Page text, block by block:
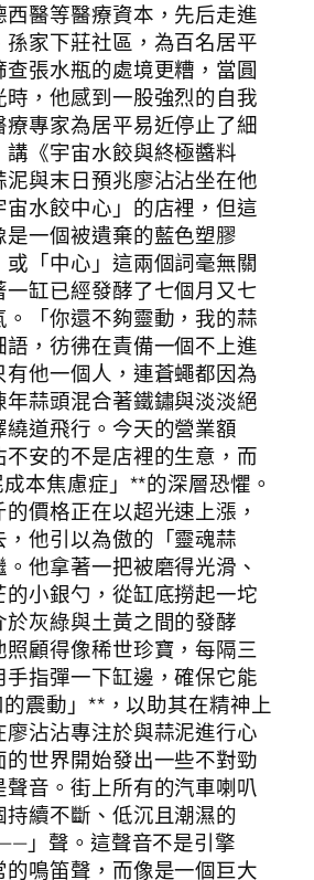
西醫等醫療資本，先后走進
孫家下莊社區，為百名居平
張水瓶的處境更糟，當圓
，他感到一股強烈的自我
專家為居平易近停止了細
《宇宙水餃與終極醬料
泥與末日預兆廖沾沾坐在他
宙水餃中心」的店裡，但這
一個被遺棄的藍色塑膠
「中心」這兩個詞毫無關
缸已經發酵了七個月又七
。「你還不夠靈動，我的蒜
語，彷彿在責備一個不上進
有他一個人，連蒼蠅都因為
蒜頭混合著鐵鏽與淡淡絕
道飛行。今天的營業額
安的不是店裡的生意，而
本焦慮症」**的深層恐懼。
價格正在以超光速上漲，
他引以為傲的「靈魂蒜
他拿著一把被磨得光滑、
的小銀勺，從缸底撈起一坨
灰綠與土黃之間的發酵
顧得像稀世珍寶，每隔三
指彈一下缸邊，確保它能
震動」**，以助其在精神上
沾沾專注於與蒜泥進行心
的世界開始發出一些不對勁
聲音。街上所有的汽車喇叭
續不斷、低沉且潮濕的
」聲。這聲音不是引擎
的鳴笛聲，而像是一個巨大